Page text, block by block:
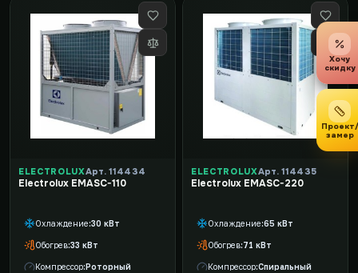
ELECTROLUXАрт. 114434
Electrolux EMASC-110
Охлаждение 30 кВт
Обогрев 33 кВт
Компрессор Роторный
ELECTROLUXАрт. 114435
Electrolux EMASC-220
Охлаждение 65 кВт
Обогрев 71 кВт
Компрессор Спиральный
Хочу
скидку
Проект/
замер